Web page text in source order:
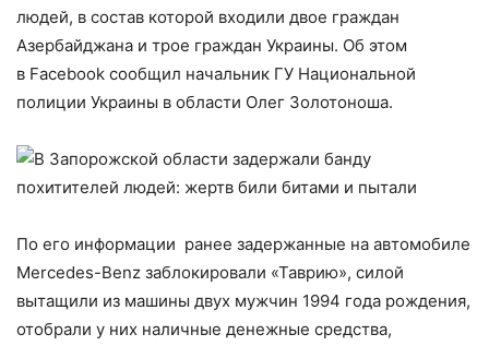
людей, в состав которой входили двое граждан
Азербайджана и трое граждан Украины. Об этом
в Facebook сообщил начальник ГУ Национальной
полиции Украины в области Олег Золотоноша.
По его информации ранее задержанные на автомобиле
Mercedes-Benz заблокировали «Таврию», силой
вытащили из машины двух мужчин 1994 года рождения,
отобрали у них наличные денежные средства,